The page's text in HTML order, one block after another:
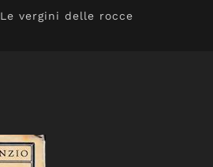
Le vergini delle rocce